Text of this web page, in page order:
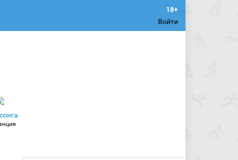
Войти